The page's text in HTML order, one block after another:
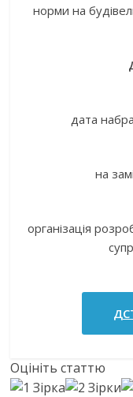
норми на
дата
на
організація
Оцініть статтю